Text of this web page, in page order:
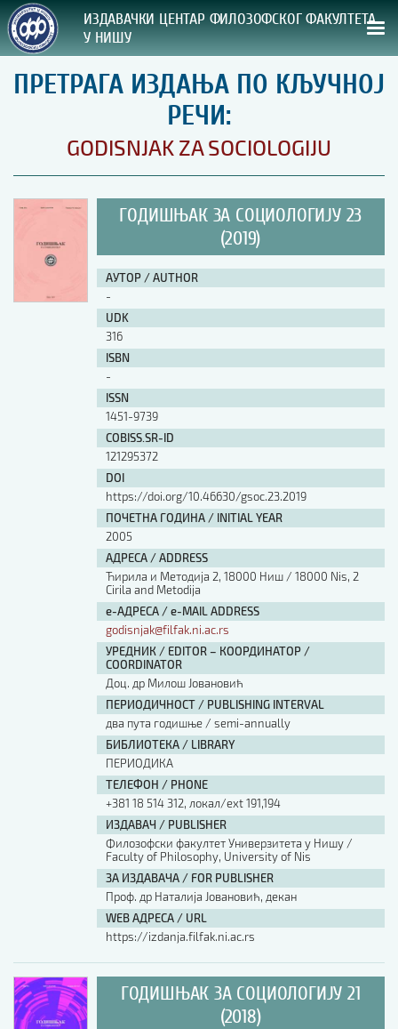
ИЗДАВАЧКИ ЦЕНТАР ФИЛОЗОФСКОГ ФАКУЛТЕТА
У НИШУ
СВА НАША ИЗДАЊА
ВРСТА ИЗДАЊА:
ПРЕГЛЕД
УПУТСТВА
УПУТСТВА
Правилник о издавачкој делатности
Упутство ауторима
Упутство уредницима
Изјава о ауторству
Изјава о лектури
Изјава о коришћењу ауторског дела
Упутство за бирање лиценце
Уговор са аутором
Шаблон прве стране и импресума [B5, ћир]
Шаблон прве стране и импресума [B5, лат]
Шаблон прве стране и импресума [B5, енг]
Етички кодекс
ПРЕТРАГА ИЗДАЊА
Наслов или део наслова
АУТОР / AUTHOR
ISSN
ПРЕТРАГА ИЗДАЊА ПО КЉУЧНОЈ
РЕЧИ:
GODISNJAK ZA SOCIOLOGIJU
ГОДИШЊАК ЗА СОЦИОЛОГИЈУ 23
(2019)
АУТОР / AUTHOR
-
UDK
316
ISBN
-
ISSN
1451-9739
COBISS.SR-ID
121295372
DOI
https://doi.org/10.46630/gsoc.23.2019
ПОЧЕТНА ГОДИНА / INITIAL YEAR
2005
АДРЕСА / ADDRESS
Ћирила и Методија 2, 18000 Ниш / 18000 Nis, 2
Cirila and Metodija
е-АДРЕСА / e-MAIL ADDRESS
godisnjak@filfak.ni.ac.rs
УРЕДНИК / EDITOR – КООРДИНАТОР /
COORDINATOR
Доц. др Mилош Јовановић
ПЕРИОДИЧНОСТ / PUBLISHING INTERVAL
два пута годишње / semi-annually
БИБЛИОТЕКА / LIBRARY
ПЕРИОДИКА
ТЕЛЕФОН / PHONE
+381 18 514 312, локал/ext 191,194
ИЗДАВАЧ / PUBLISHER
Филозофски факултет Универзитета у Нишу /
Faculty of Philosophy, University of Nis
ЗА ИЗДАВАЧА / FOR PUBLISHER
Проф. др Наталија Јовановић, декан
WEB АДРЕСА / URL
https://izdanja.filfak.ni.ac.rs
ГОДИШЊАК ЗА СОЦИОЛОГИЈУ 21
(2018)